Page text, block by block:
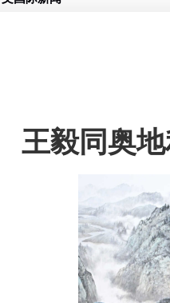
同奥地